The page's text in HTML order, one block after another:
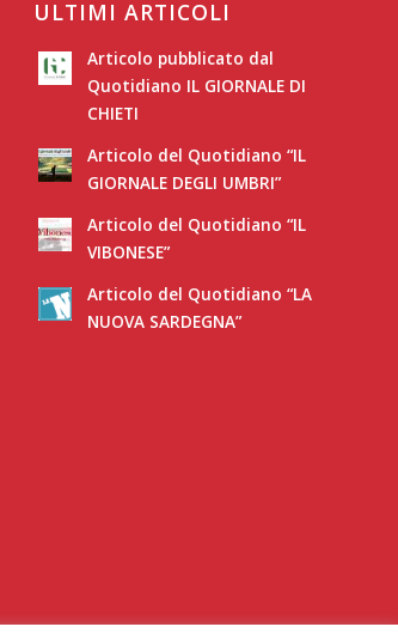
ULTIMI ARTICOLI
Articolo pubblicato dal
Quotidiano IL GIORNALE DI
CHIETI
Articolo del Quotidiano “IL
GIORNALE DEGLI UMBRI”
Articolo del Quotidiano “IL
VIBONESE”
Articolo del Quotidiano “LA
NUOVA SARDEGNA”